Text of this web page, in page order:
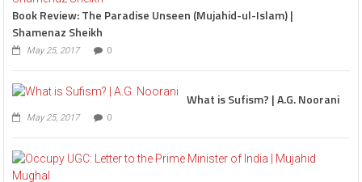
Book Review: The Paradise Unseen (Mujahid-ul-Islam) |
Shamenaz Sheikh
May 25, 2017 0
What is Sufism? | A.G. Noorani
May 25, 2017 0